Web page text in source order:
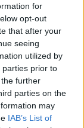
for
opt-out
that after your
seeing
utilized by
parties prior to
further
parties on the
may
IAB’s List of
Francis
Blake y
dado
la galería
Tate